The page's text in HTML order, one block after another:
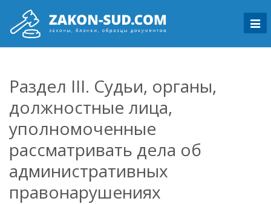
Раздел III. Судьи, органы,
должностные лица,
уполномоченные
рассматривать дела об
административных
правонарушениях